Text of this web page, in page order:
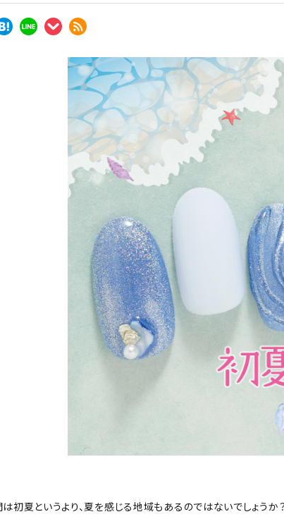
ラー その他カラージェル
初夏というより、夏を感じる地域もあるのではないでしょうか